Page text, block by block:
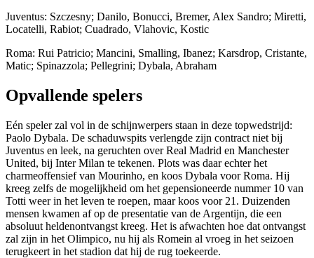
Juventus: Szczesny; Danilo, Bonucci, Bremer, Alex Sandro; Miretti,
Locatelli, Rabiot; Cuadrado, Vlahovic, Kostic
Roma: Rui Patricio; Mancini, Smalling, Ibanez; Karsdrop, Cristante,
Matic; Spinazzola; Pellegrini; Dybala, Abraham
Opvallende spelers
Eén speler zal vol in de schijnwerpers staan in deze topwedstrijd:
Paolo Dybala. De schaduwspits verlengde zijn contract niet bij
Juventus en leek, na geruchten over Real Madrid en Manchester
United, bij Inter Milan te tekenen. Plots was daar echter het
charmeoffensief van Mourinho, en koos Dybala voor Roma. Hij
kreeg zelfs de mogelijkheid om het gepensioneerde nummer 10 van
Totti weer in het leven te roepen, maar koos voor 21. Duizenden
mensen kwamen af op de presentatie van de Argentijn, die een
absoluut heldenontvangst kreeg. Het is afwachten hoe dat ontvangst
zal zijn in het Olimpico, nu hij als Romein al vroeg in het seizoen
terugkeert in het stadion dat hij de rug toekeerde.